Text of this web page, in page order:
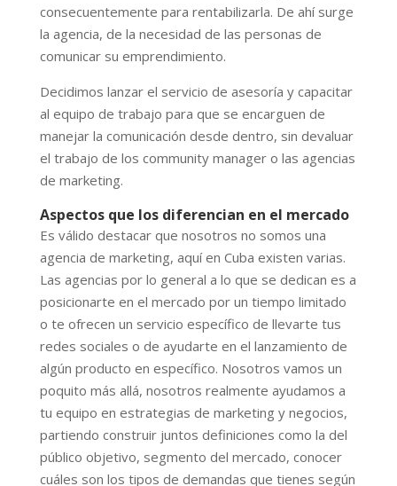
consecuentemente para rentabilizarla. De ahí surge
la agencia, de la necesidad de las personas de
comunicar su emprendimiento.
Decidimos lanzar el servicio de asesoría y capacitar
al equipo de trabajo para que se encarguen de
manejar la comunicación desde dentro, sin devaluar
el trabajo de los community manager o las agencias
de marketing.
Aspectos que los diferencian en el mercado
Es válido destacar que nosotros no somos una
agencia de marketing, aquí en Cuba existen varias.
Las agencias por lo general a lo que se dedican es a
posicionarte en el mercado por un tiempo limitado
o te ofrecen un servicio específico de llevarte tus
redes sociales o de ayudarte en el lanzamiento de
algún producto en específico. Nosotros vamos un
poquito más allá, nosotros realmente ayudamos a
tu equipo en estrategias de marketing y negocios,
partiendo construir juntos definiciones como la del
público objetivo, segmento del mercado, conocer
cuáles son los tipos de demandas que tienes según